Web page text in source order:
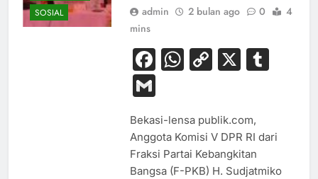
SOSIAL
admin 2 bulan ago 0
4
mins
Facebook
WhatsApp
Copy
X
Gmail
Bekasi-lensa publik.com,
Anggota Komisi V DPR RI dari
Fraksi Partai Kebangkitan
Bangsa (F-PKB) H. Sudjatmiko